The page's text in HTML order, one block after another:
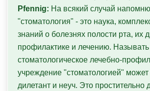
Pfennig: На всякий случай
"стоматология" - это наука,
знаний о болезнях полости рта, их
профилактике и лечению. Называть
стоматологическое лечебно-
учреждение "стоматологией" может
дилетант и неуч. Это